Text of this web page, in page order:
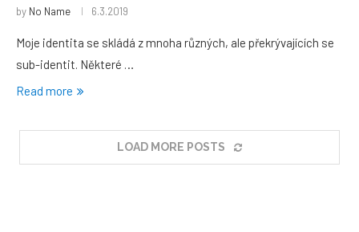
by No Name 6.3.2019
Moje identita se skládá z mnoha různých, ale překrývajících se
sub-identit. Některé …
Read more
LOAD MORE POSTS